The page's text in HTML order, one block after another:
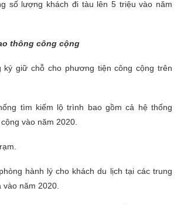
số lượng khách đi tàu lên 5 triệu vào năm
thông công cộng
ký giữ chỗ cho phương tiện công cộng trên
tìm kiếm lộ trình bao gồm cả hệ thống
vào năm 2020.
hành lý cho khách du lịch tại các trung
năm 2020.